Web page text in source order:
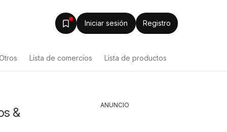
Iniciar sesión Registro
Lista de comercios Lista de productos
&
ANUNCIO